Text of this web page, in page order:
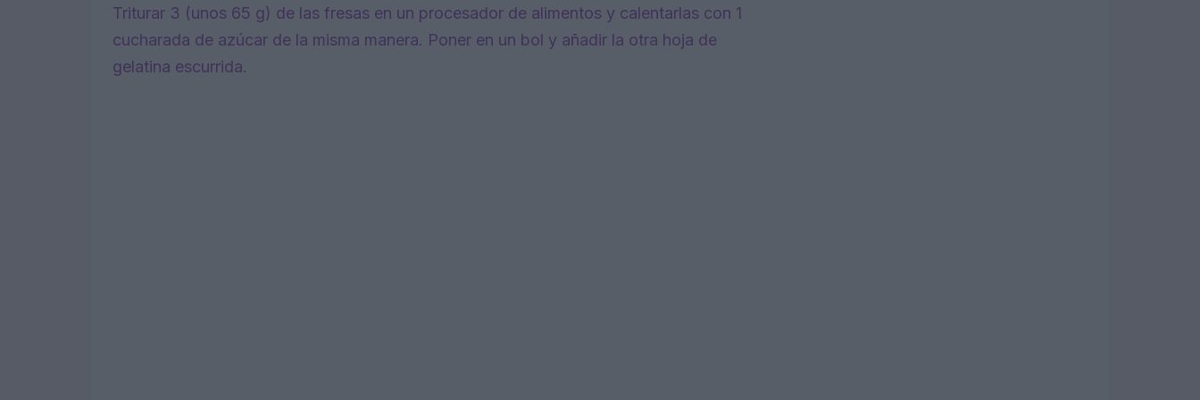
Triturar 3 (unos 65 g) de las fresas en un procesador de alimentos y calentarlas con 1
cucharada de azúcar de la misma manera. Poner en un bol y añadir la otra hoja de
gelatina escurrida.